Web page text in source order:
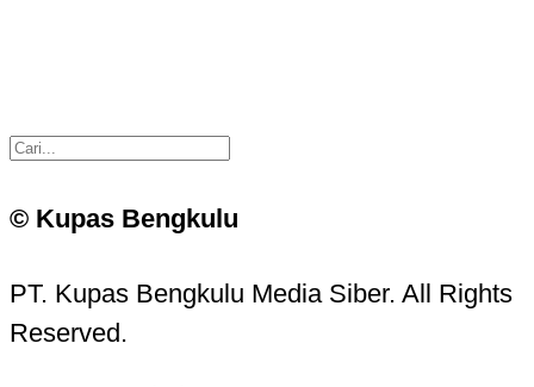
© Kupas Bengkulu
PT. Kupas Bengkulu Media Siber. All Rights
Reserved.